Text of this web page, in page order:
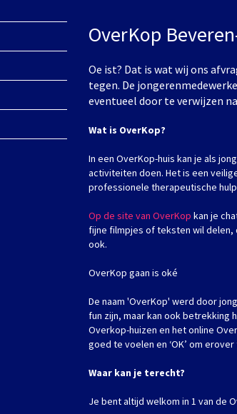
OverKop
Oe ist? Dat is wat wij ons
tegen. De
eventueel door te verwijzen
Wat is OverKop?
In een OverKop-huis kan je als
activiteiten doen. Het is een
professionele therapeutische
Op de site van OverKop kan je
fijne filmpjes of teksten wil delen,
ook.
OverKop gaan is oké
De naam 'OverKop' werd door
fun zijn, maar kan ook betrekking
Overkop-huizen en het online
goed te voelen en ‘OK’ om
Waar kan je terecht?
Je bent altijd welkom in 1 van de